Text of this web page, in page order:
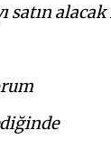
satın alacak